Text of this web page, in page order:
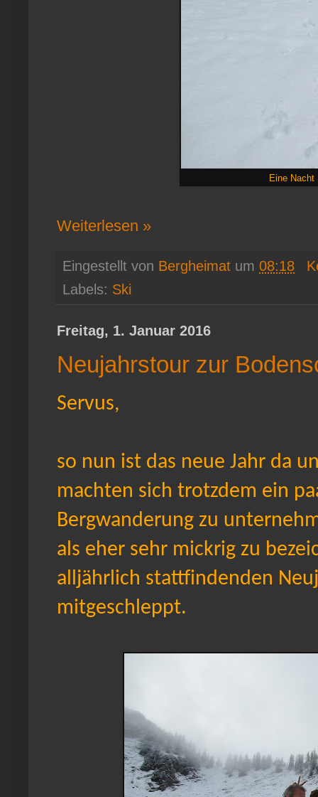
Eine
Weiterlesen »
Eingestellt von Bergheimat um 08:18
Labels: Ski
Freitag, 1. Januar 2016
Neujahrstour zur
Servus,
so nun ist das neue Jahr da
machten sich trotzdem ein
Bergwanderung zu
als eher sehr mickrig zu
alljährlich stattfindenden
mitgeschleppt.